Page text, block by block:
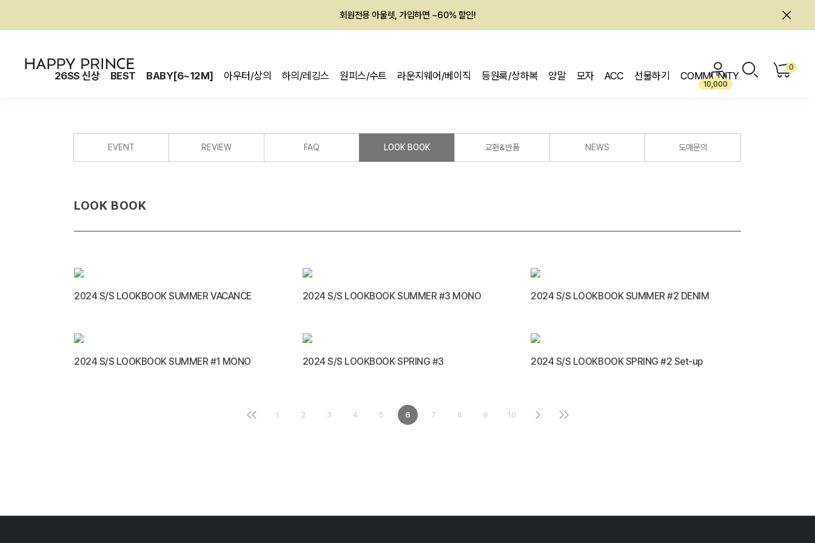
회원전용 아울렛, 가입하면 ~60% 할인!
26SS 신상 BEST BABY[6~12M] 아우터/상의 하의/레깅스 원피스/수트 라운지웨어/베이직 등원룩/상하복 양말 모자 ACC 선물하기 COMMUNITY
10,000
0
EVENT REVIEW FAQ LOOK BOOK 교환&반품 NEWS 도매문의
LOOK BOOK
2024 S/S LOOKBOOK SUMMER VACANCE 2024 S/S LOOKBOOK SUMMER #3 MONO 2024 S/S LOOKBOOK SUMMER #2 DENIM
2024 S/S LOOKBOOK SUMMER #1 MONO 2024 S/S LOOKBOOK SPRING #3 2024 S/S LOOKBOOK SPRING #2 Set-up
1 2 3 4 5 6 7 8 9 10